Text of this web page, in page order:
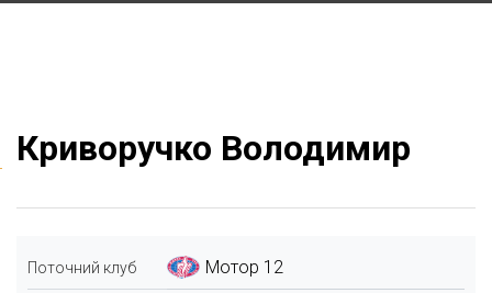
Криворучко Володимир
Поточний клуб Мотор 12